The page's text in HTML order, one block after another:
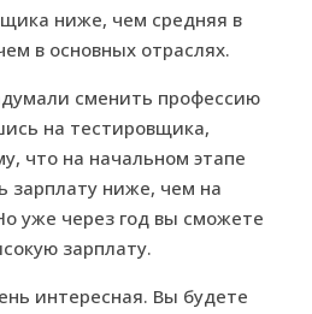
ниже, чем средняя в
в основных отраслях.
сменить профессию
на тестировщика,
что на начальном этапе
зарплату ниже, чем на
уже через год вы сможете
зарплату.
интересная. Вы будете